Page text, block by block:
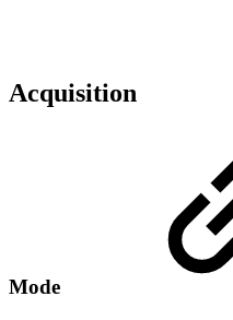
Acquisition
Mode